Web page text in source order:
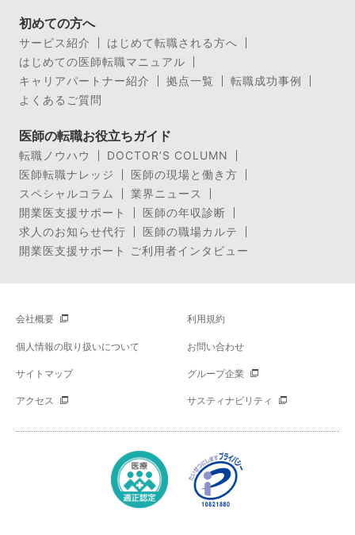
初めての方へ
サービス紹介
はじめて転職される方へ
はじめての医師転職マニュアル
キャリアパートナー紹介
拠点一覧
転職成功事例
よくあるご質問
医師の転職お役立ちガイド
転職ノウハウ
DOCTOR’S COLUMN
医師転職ナレッジ
医師の現場と働き方
スペシャルコラム
業界ニュース
開業医支援サポート
医師の年収診断
求人のお知らせ代行
医師の職場カルテ
開業医支援サポート ご利用者インタビュー
会社概要 利用規約
個人情報の取り扱いについて お問い合わせ
サイトマップ グループ企業
アクセス サスティナビリティ